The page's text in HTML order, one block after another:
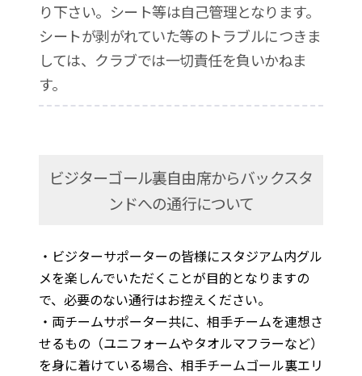
り下さい。シート等は自己管理となります。
シートが剥がれていた等のトラブルにつきま
しては、クラブでは一切責任を負いかねま
す。
ビジターゴール裏自由席からバックスタ
ンドへの通行について
・ビジターサポーターの皆様にスタジアム内グル
メを楽しんでいただくことが目的となりますの
で、必要のない通行はお控えください。
・両チームサポーター共に、相手チームを連想さ
せるもの（ユニフォームやタオルマフラーなど）
を身に着けている場合、相手チームゴール裏エリ